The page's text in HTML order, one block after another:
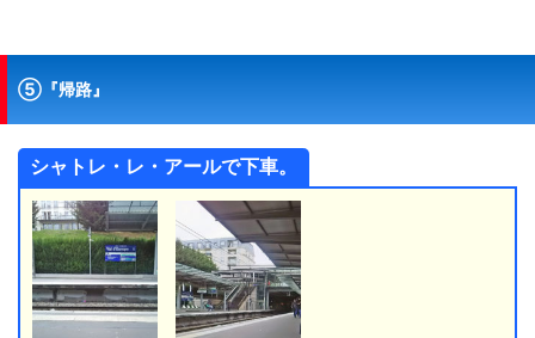
⑤『帰路』
シャトレ・レ・アールで下車。